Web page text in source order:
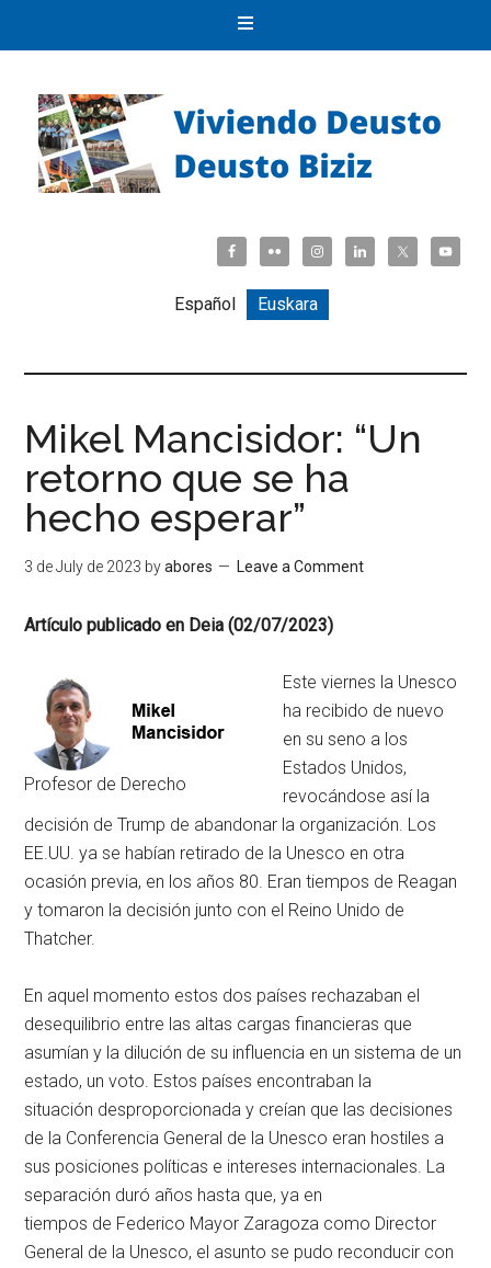
Español Euskara
Mikel Mancisidor: “Un
retorno que se ha
hecho esperar”
3 de July de 2023 byabores Leave a Comment
Artículo publicado en Deia (02/07/2023)
Profesor de Derecho
Este viernes la Unesco
ha recibido de nuevo
en su seno a los
Estados Unidos,
revocándose así la
decisión de Trump de abandonar la organización. Los
EE.UU. ya se habían retirado de la Unesco en otra
ocasión previa, en los años 80. Eran tiempos de Reagan
y tomaron la decisión junto con el Reino Unido de
Thatcher.
En aquel momento estos dos países rechazaban el
desequilibrio entre las altas cargas financieras que
asumían y la dilución de su influencia en un sistema de un
estado, un voto. Estos países encontraban la
situación desproporcionada y creían que las decisiones
de la Conferencia General de la Unesco eran hostiles a
sus posiciones políticas e intereses internacionales. La
separación duró años hasta que, ya en
tiempos de Federico Mayor Zaragoza como Director
General de la Unesco, el asunto se pudo reconducir con